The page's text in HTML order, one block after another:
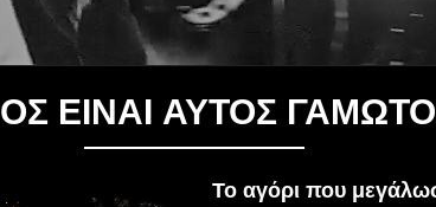
ΕΙΝΑΙ ΑΥΤΟΣ
Το αγόρι που